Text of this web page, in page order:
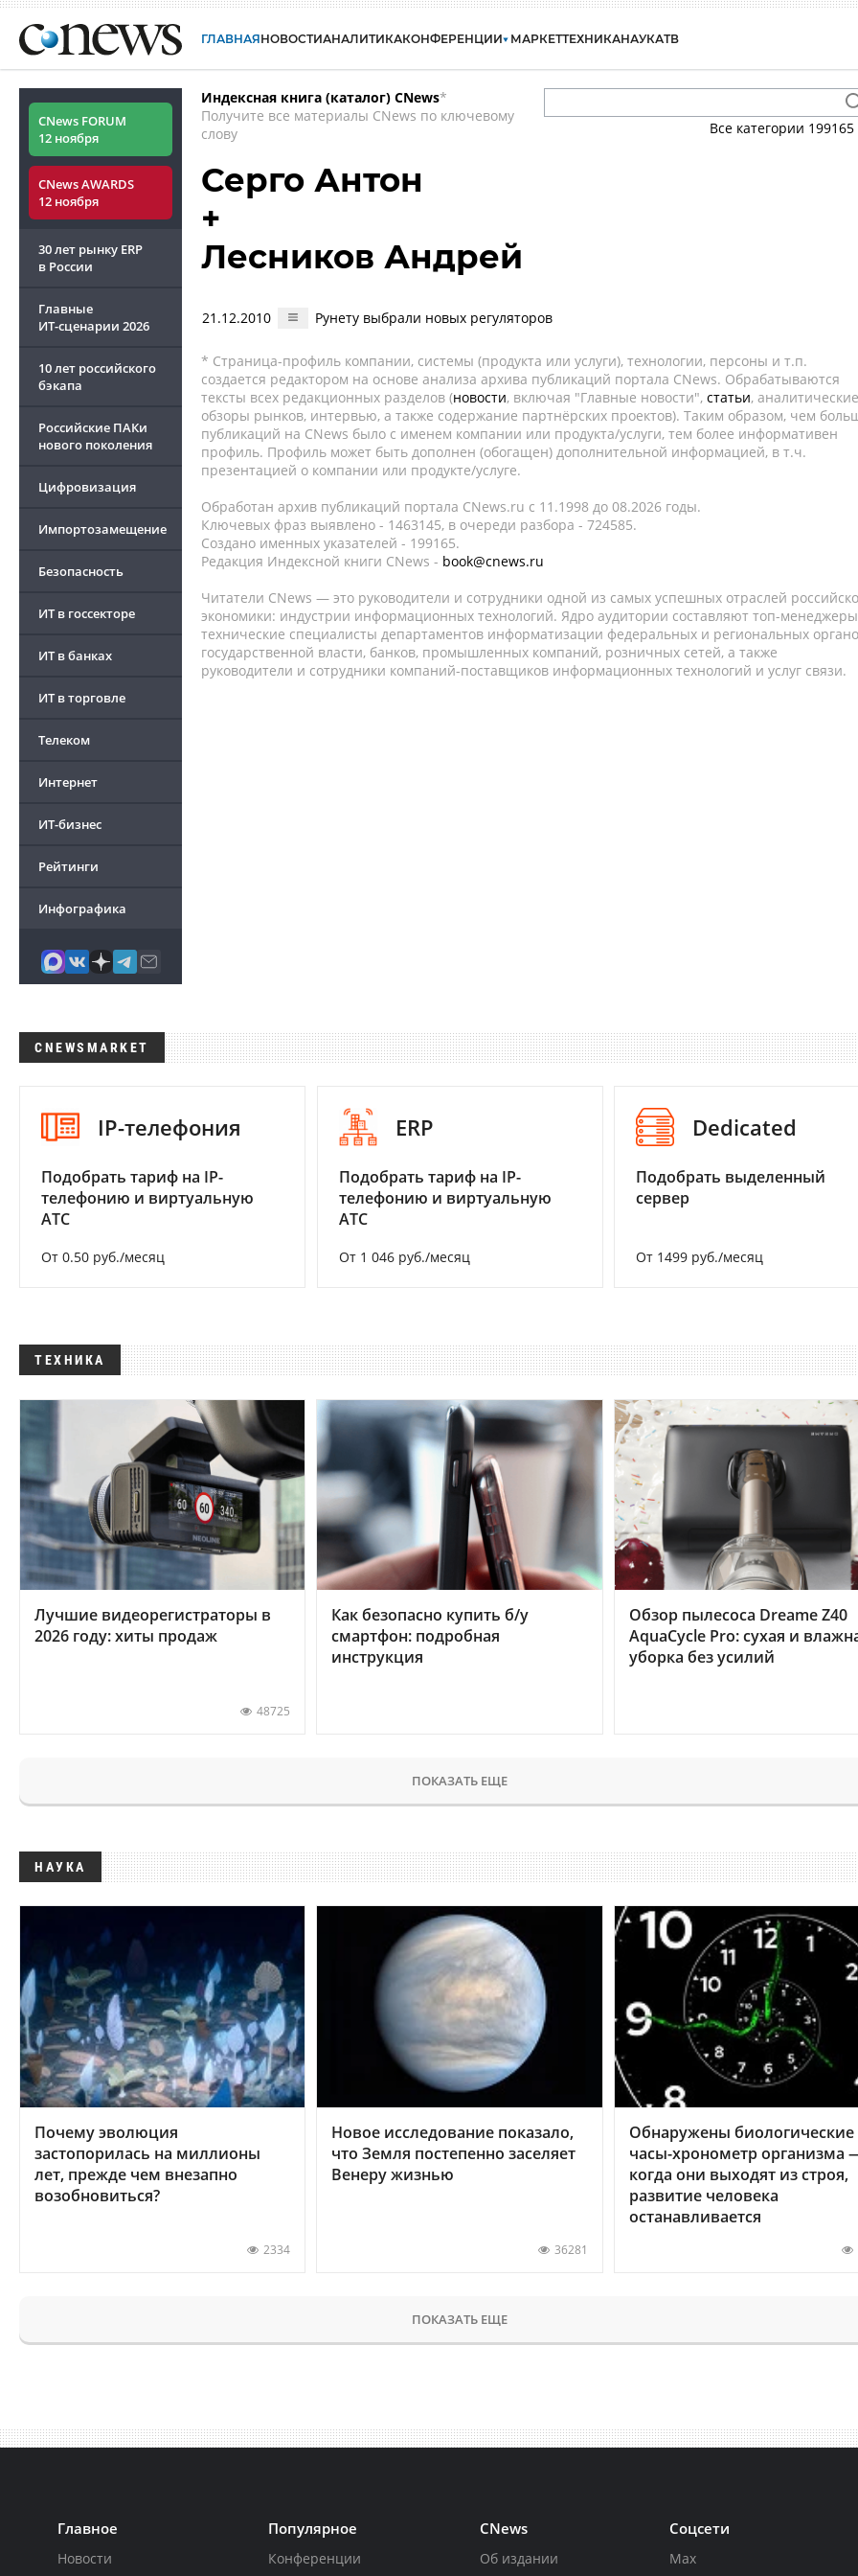
ГЛАВНАЯНОВОСТИАНАЛИТИКАКОНФЕРЕНЦИИ МАРКЕТТЕХНИКАНАУКАТВ
CNews FORUM
12 ноября
CNews AWARDS
12 ноября
30 лет рынку ERP
в России
Главные
ИТ-сценарии 2026
10 лет российского
бэкапа
Российские ПАКи
нового поколения
Цифровизация
Импортозамещение
Безопасность
ИТ в госсекторе
ИТ в банках
ИТ в торговле
Телеком
Интернет
ИТ-бизнес
Рейтинги
Инфографика
Индексная книга (каталог) CNews*
Получите все материалы CNews по ключевому
слову
Все категории 199165
Серго Антон
+
Лесников Андрей
21.12.2010 Рунету выбрали новых регуляторов
* Страница-профиль компании, системы (продукта или услуги), технологии, персоны и т.п.
создается редактором на основе анализа архива публикаций портала CNews. Обрабатываются
тексты всех редакционных разделов (новости, включая "Главные новости", статьи, аналитические
обзоры рынков, интервью, а также содержание партнёрских проектов). Таким образом, чем
публикаций на CNews было с именем компании или продукта/услуги, тем более информативен
профиль. Профиль может быть дополнен (обогащен) дополнительной информацией, в т.ч.
презентацией о компании или продукте/услуге.
Обработан архив публикаций портала CNews.ru c 11.1998 до 08.2026 годы.
Ключевых фраз выявлено - 1463145, в очереди разбора - 724585.
Создано именных указателей - 199165.
Редакция Индексной книги CNews - book@cnews.ru
Читатели CNews — это руководители и сотрудники одной из самых успешных отраслей
экономики: индустрии информационных технологий. Ядро аудитории составляют топ-
технические специалисты департаментов информатизации федеральных и региональных
государственной власти, банков, промышленных компаний, розничных сетей, а также
руководители и сотрудники компаний-поставщиков информационных технологий и услуг связи.
CNEWSMARKET
IP-телефония
Подобрать тариф на IP-
телефонию и виртуальную
АТС
От 0.50 руб./месяц
ERP
Подобрать тариф на IP-
телефонию и виртуальную
АТС
От 1 046 руб./месяц
Dedicated
Подобрать выделенный
сервер
От 1499 руб./месяц
ТЕХНИКА
Лучшие видеорегистраторы в
2026 году: хиты продаж
48725
Как безопасно купить б/у
смартфон: подробная
инструкция
Обзор пылесоса Dreame Z40
AquaCycle Pro: сухая и
уборка без усилий
ПОКАЗАТЬ ЕЩЕ
НАУКА
Почему эволюция
застопорилась на миллионы
лет, прежде чем внезапно
возобновиться?
2334
Новое исследование показало,
что Земля постепенно заселяет
Венеру жизнью
36281
Обнаружены биологические
часы-хронометр организма
когда они выходят из строя,
развитие человека
останавливается
ПОКАЗАТЬ ЕЩЕ
Главное
Новости
Популярное
Конференции
CNews
Об издании
Соцсети
Max